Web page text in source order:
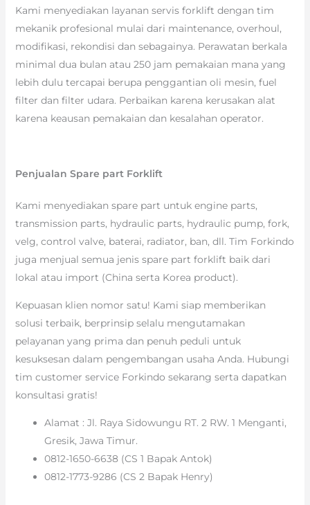
Kami menyediakan layanan servis forklift dengan tim
mekanik profesional mulai dari maintenance, overhoul,
modifikasi, rekondisi dan sebagainya. Perawatan berkala
minimal dua bulan atau 250 jam pemakaian mana yang
lebih dulu tercapai berupa penggantian oli mesin, fuel
filter dan filter udara. Perbaikan karena kerusakan alat
karena keausan pemakaian dan kesalahan operator.
Penjualan Spare part Forklift
Kami menyediakan spare part untuk engine parts,
transmission parts, hydraulic parts, hydraulic pump, fork,
velg, control valve, baterai, radiator, ban, dll. Tim Forkindo
juga menjual semua jenis spare part forklift baik dari
lokal atau import (China serta Korea product).
Kepuasan klien nomor satu! Kami siap memberikan
solusi terbaik, berprinsip selalu mengutamakan
pelayanan yang prima dan penuh peduli untuk
kesuksesan dalam pengembangan usaha Anda. Hubungi
tim customer service Forkindo sekarang serta dapatkan
konsultasi gratis!
Alamat : Jl. Raya Sidowungu RT. 2 RW. 1 Menganti,
Gresik, Jawa Timur.
0812-1650-6638 (CS 1 Bapak Antok)
0812-1773-9286 (CS 2 Bapak Henry)